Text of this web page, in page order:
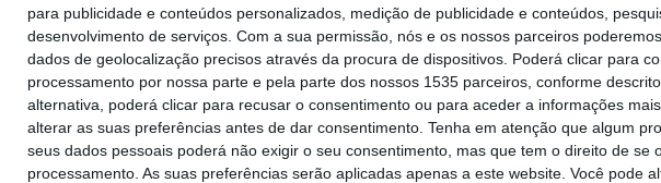
para publicidade e conteúdos personalizados, medição de publicidade e conteúdos,
desenvolvimento de serviços. Com a sua permissão, nós e os nossos parceiros
dados de geolocalização precisos através da procura de dispositivos. Poderá clicar para
processamento por nossa parte e pela parte dos nossos 1535 parceiros, conforme
alternativa, poderá clicar para recusar o consentimento ou para aceder a informações
alterar as suas preferências antes de dar consentimento. Tenha em atenção que algum
seus dados pessoais poderá não exigir o seu consentimento, mas que tem o direito de se
processamento. As suas preferências serão aplicadas apenas a este website. Você pode
Portuguesa, em colaboração com a Associação de Futebol de
é disputada pelas Seleções Nacionais Sub-15 de Portugal, Espanha
três partidas.
faz saber que o primeiro encontro acontece esta 4ªfeira, 1 de maio, no
do Romeiro, em Castelo Branco. Portugal e Espanha medem forças, às 17h.